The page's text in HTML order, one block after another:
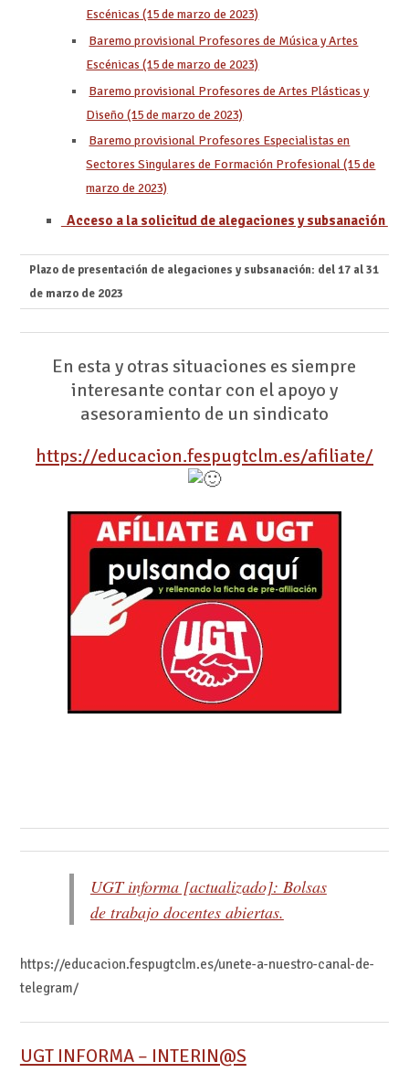
Escénicas (15 de marzo de 2023)
Baremo provisional Profesores de Música y Artes
Escénicas (15 de marzo de 2023)
Baremo provisional Profesores de Artes Plásticas y
Diseño (15 de marzo de 2023)
Baremo provisional Profesores Especialistas en
Sectores Singulares de Formación Profesional (15 de
marzo de 2023)
Acceso a la solicitud de alegaciones y subsanación
Plazo de presentación de alegaciones y subsanación: del 17 al 31
de marzo de 2023
En esta y otras situaciones es siempre
interesante contar con el apoyo y
asesoramiento de un sindicato
https://educacion.fespugtclm.es/afiliate/
UGT informa [actualizado]: Bolsas
de trabajo docentes abiertas.
https://educacion.fespugtclm.es/unete-a-nuestro-canal-de-
telegram/
UGT INFORMA – INTERIN@S